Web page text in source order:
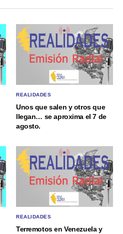
REALIDADES
Unos que salen y otros que
llegan… se aproxima el 7 de
agosto.
REALIDADES
Terremotos en Venezuela y